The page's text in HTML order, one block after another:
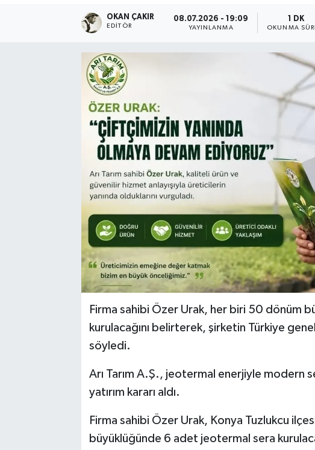
OKAN ÇAKIR
EDITÖR
08.07.2026 - 19:09
YAYINLANMA
1 DK
OKUNMA
Firma sahibi Özer Urak, her biri 50 dönüm
kurulacağını belirterek, şirketin Türkiye
söyledi.
Arı Tarım A.Ş., jeotermal enerjiyle modern
yatırım kararı aldı.
Firma sahibi Özer Urak, Konya Tuzlukcu
büyüklüğünde 6 adet jeotermal sera
EKONOMİ
TEKNOLOJİ